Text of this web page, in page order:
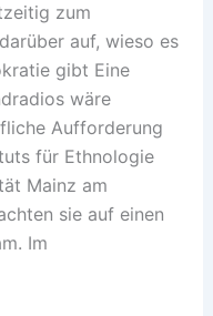
zum
auf, wieso es
gibt Eine
wäre
Aufforderung
für Ethnologie
Mainz am
sie auf einen
Im